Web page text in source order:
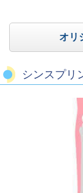
オリ
シンスプリ